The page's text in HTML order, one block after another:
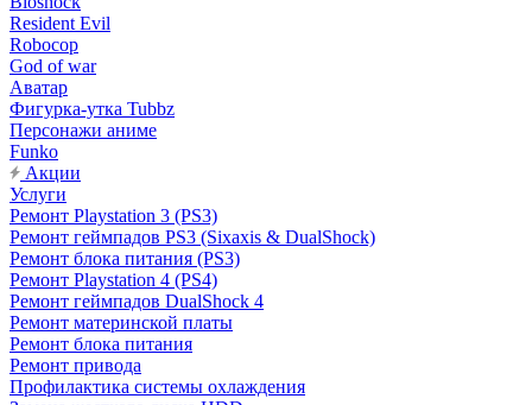
Resident Evil
Robocop
God of war
Аватар
Фигурка-утка Tubbz
Персонажи аниме
Funko
Акции
Услуги
Ремонт Playstation 3 (PS3)
Ремонт геймпадов PS3 (Sixaxis & DualShock)
Ремонт блока питания (PS3)
Ремонт Playstation 4 (PS4)
Ремонт геймпадов DualShock 4
Ремонт материнской платы
Ремонт блока питания
Ремонт привода
Профилактика системы охлаждения